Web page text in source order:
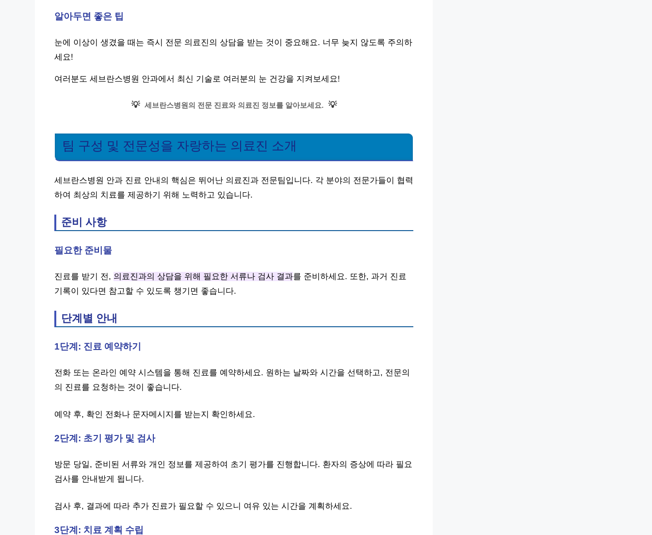
알아두면 좋은 팁
눈에 이상이 생겼을 때는 즉시 전문 의료진의 상담을 받는 것이 중요해요. 너무 늦지 않도록 주의하
세요!
여러분도 세브란스병원 안과에서 최신 기술로 여러분의 눈 건강을 지켜보세요!
💡 세브란스병원의 전문 진료와 의료진 정보를 알아보세요. 💡
팀 구성 및 전문성을 자랑하는 의료진 소개
세브란스병원 안과 진료 안내의 핵심은 뛰어난 의료진과 전문팀입니다. 각 분야의 전문가들이 협력
하여 최상의 치료를 제공하기 위해 노력하고 있습니다.
준비 사항
필요한 준비물
진료를 받기 전, 의료진과의 상담을 위해 필요한 서류나 검사 결과를 준비하세요. 또한, 과거 진료
기록이 있다면 참고할 수 있도록 챙기면 좋습니다.
단계별 안내
1단계: 진료 예약하기
전화 또는 온라인 예약 시스템을 통해 진료를 예약하세요. 원하는 날짜와 시간을 선택하고, 전문의
의 진료를 요청하는 것이 좋습니다.
예약 후, 확인 전화나 문자메시지를 받는지 확인하세요.
2단계: 초기 평가 및 검사
방문 당일, 준비된 서류와 개인 정보를 제공하여 초기 평가를 진행합니다. 환자의 증상에 따라 필요
검사를 안내받게 됩니다.
검사 후, 결과에 따라 추가 진료가 필요할 수 있으니 여유 있는 시간을 계획하세요.
3단계: 치료 계획 수립